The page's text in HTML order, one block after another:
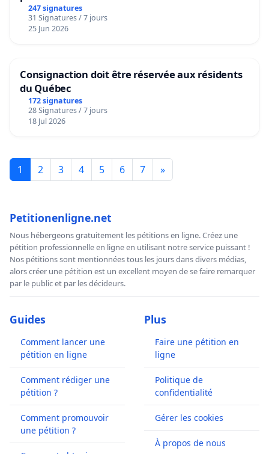
247 signatures
31 Signatures / 7 jours
25 Jun 2026
Consignaction doit être réservée aux résidents
du Québec
172 signatures
28 Signatures / 7 jours
18 Jul 2026
1 2 3 4 5 6 7 »
Petitionenligne.net
Nous hébergeons gratuitement les pétitions en ligne. Créez une
pétition professionnelle en ligne en utilisant notre service puissant !
Nos pétitions sont mentionnées tous les jours dans divers médias,
alors créer une pétition est un excellent moyen de se faire remarquer
par le public et par les décideurs.
Guides
Comment lancer une
pétition en ligne
Comment rédiger une
pétition ?
Comment promouvoir
une pétition ?
Plus
Faire une pétition en
ligne
Politique de
confidentialité
Gérer les cookies
À propos de nous